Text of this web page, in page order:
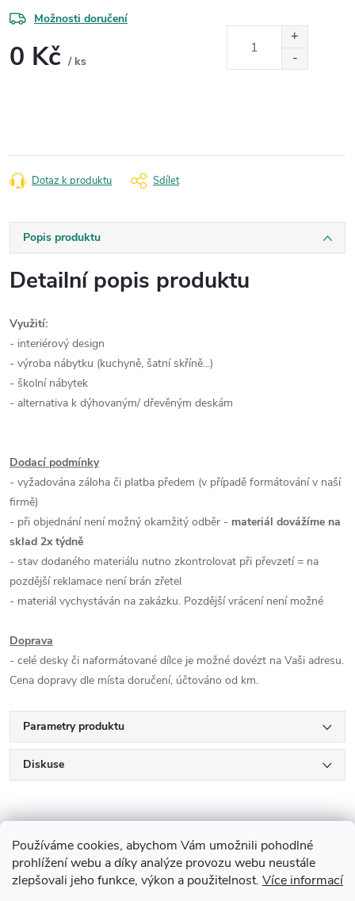
Používáme cookies, abychom Vám umožnili pohodlné
prohlížení webu a díky analýze provozu webu neustále
zlepšovali jeho funkce, výkon a použitelnost. Více informací
Možnosti doručení
0 Kč / ks
Dotaz k produktu Sdílet
Popis produktu
Detailní popis produktu
Využití:
- interiérový design
- výroba nábytku (kuchyně, šatní skříně...)
- školní nábytek
- alternativa k dýhovaným/ dřevěným deskám
Dodací podmínky
- vyžadována záloha či platba předem (v případě formátování v naší
firmě)
- při objednání není možný okamžitý odběr - materiál dovážíme na
sklad 2x týdně
- stav dodaného materiálu nutno zkontrolovat při převzetí = na
pozdější reklamace není brán zřetel
- materiál vychystáván na zakázku. Pozdější vrácení není možné
Doprava
- celé desky či naformátované dílce je možné dovézt na Vaši adresu.
Cena dopravy dle místa doručení, účtováno od km.
Parametry produktu
Diskuse